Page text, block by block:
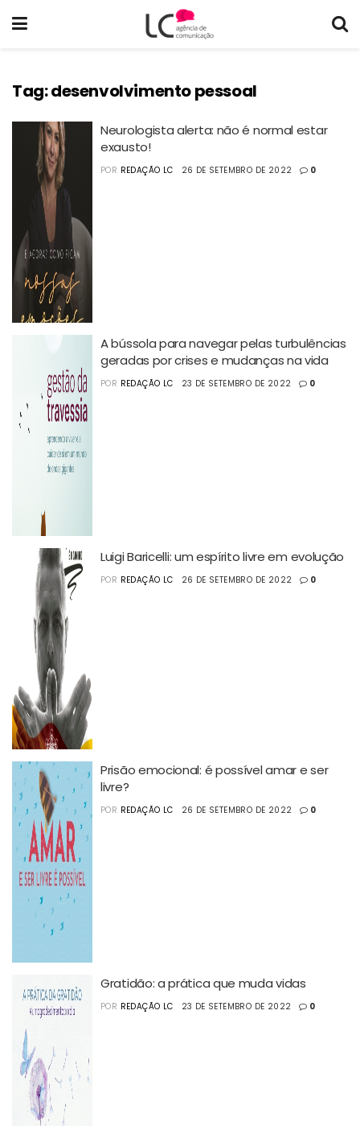
Tag:desenvolvimento pessoal
Neurologista alerta: não é normal estar
exausto!
POR REDAÇÃO LC 26 DE SETEMBRO DE 2022 0
A bússola para navegar pelas turbulências
geradas por crises e mudanças na vida
POR REDAÇÃO LC 23 DE SETEMBRO DE 2022 0
Luigi Baricelli: um espírito livre em evolução
POR REDAÇÃO LC 26 DE SETEMBRO DE 2022 0
Prisão emocional: é possível amar e ser
livre?
POR REDAÇÃO LC 26 DE SETEMBRO DE 2022 0
Gratidão: a prática que muda vidas
POR REDAÇÃO LC 23 DE SETEMBRO DE 2022 0